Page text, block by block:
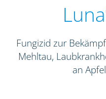
Luna
Fungizid zur
Mehltau,
an